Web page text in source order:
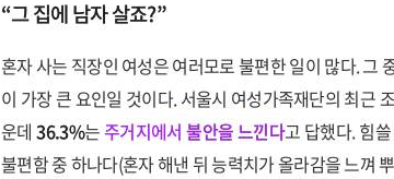
“그 집에 남자 살죠?”
혼자 사는 직장인 여성은 여러모로 불편한 일이 많다. 그
이 가장 큰 요인일 것이다. 서울시 여성가족재단의 최근
운데36.3%는주거지에서불안을 느낀다고 답했다. 힘
불편함 중 하나다(혼자 해낸 뒤 능력치가 올라감을 느껴